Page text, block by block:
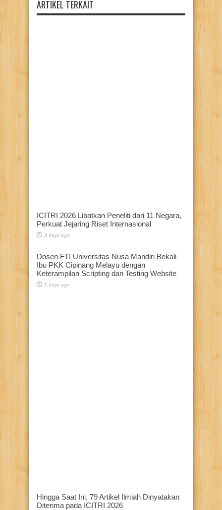
ARTIKEL TERKAIT
ICITRI 2026 Libatkan Peneliti dari 11 Negara,
Perkuat Jejaring Riset Internasional
3 days ago
Dosen FTI Universitas Nusa Mandiri Bekali
Ibu PKK Cipinang Melayu dengan
Keterampilan Scripting dan Testing Website
7 days ago
Hingga Saat Ini, 79 Artikel Ilmiah Dinyatakan
Diterima pada ICITRI 2026